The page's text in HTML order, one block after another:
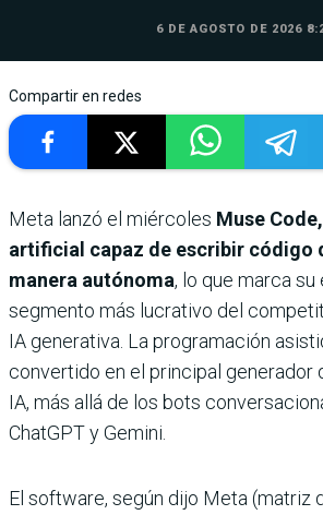
6 DE AGOSTO DE 2026
Compartir en redes
Meta lanzó el miércoles Muse
artificial capaz de escribir código
manera autónoma, lo que marca su
segmento más lucrativo del
IA generativa. La programación
convertido en el principal generador
IA, más allá de los bots
ChatGPT y Gemini.
El software, según dijo Meta (matriz